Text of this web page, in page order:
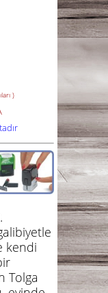
)
kendi
Tolga